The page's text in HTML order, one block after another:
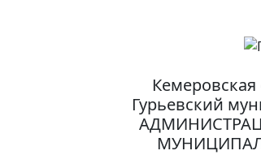
Кемеровская
Гурьевский